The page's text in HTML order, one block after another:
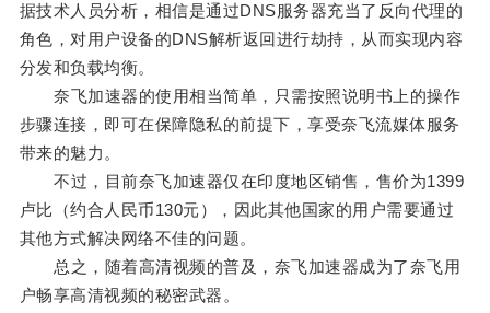
据技术人员分析，相信是通过DNS服务器充当了反向代理的
角色，对用户设备的DNS解析返回进行劫持，从而实现内容
分发和负载均衡。
奈飞加速器的使用相当简单，只需按照说明书上的操作
步骤连接，即可在保障隐私的前提下，享受奈飞流媒体服务
带来的魅力。
不过，目前奈飞加速器仅在印度地区销售，售价为1399
卢比（约合人民币130元），因此其他国家的用户需要通过
其他方式解决网络不佳的问题。
总之，随着高清视频的普及，奈飞加速器成为了奈飞用
户畅享高清视频的秘密武器。